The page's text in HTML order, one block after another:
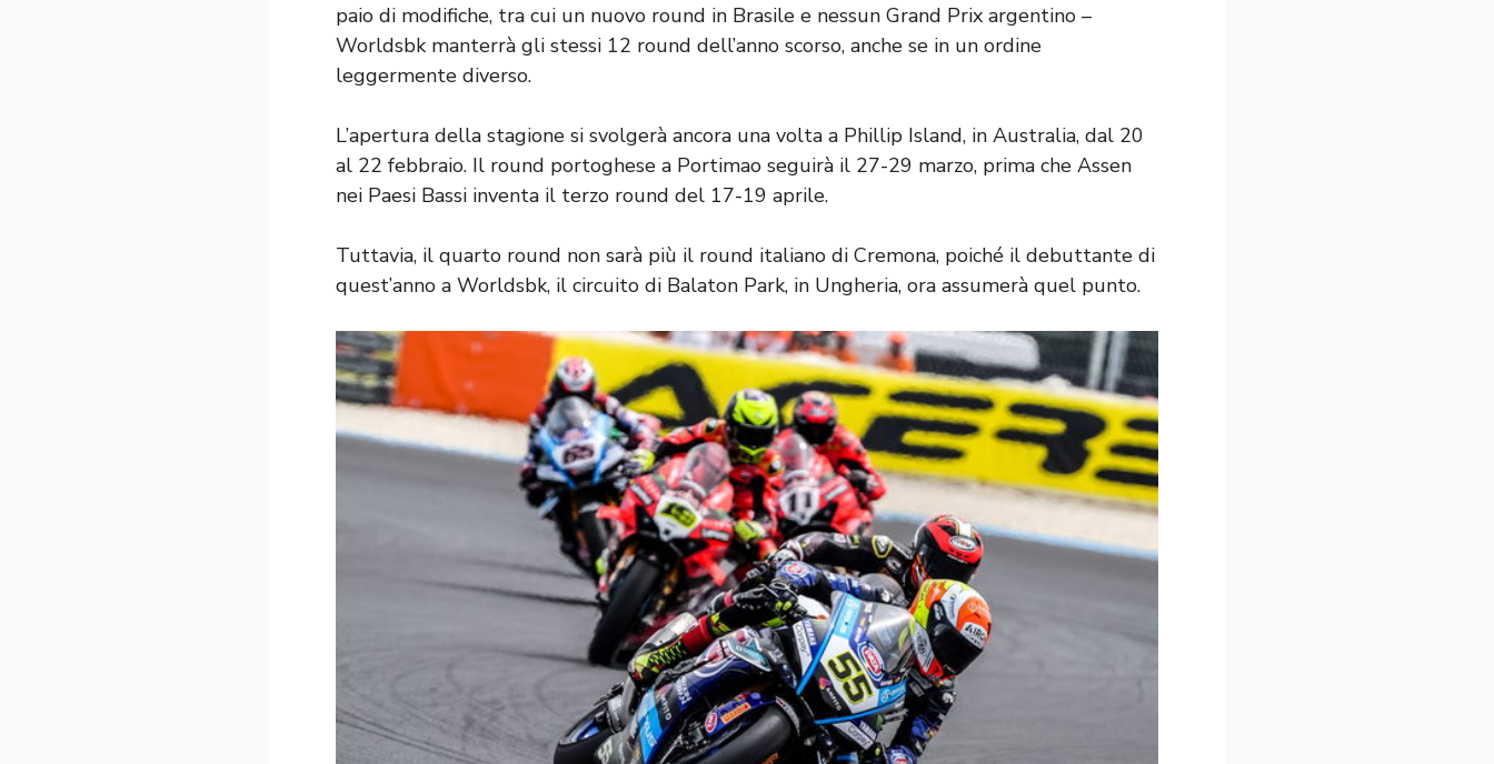
paio di modifiche, tra cui un nuovo round in Brasile e nessun Grand Prix argentino –
Worldsbk manterrà gli stessi 12 round dell’anno scorso, anche se in un ordine
leggermente diverso.
L’apertura della stagione si svolgerà ancora una volta a Phillip Island, in Australia, dal 20
al 22 febbraio. Il round portoghese a Portimao seguirà il 27-29 marzo, prima che Assen
nei Paesi Bassi inventa il terzo round del 17-19 aprile.
Tuttavia, il quarto round non sarà più il round italiano di Cremona, poiché il debuttante di
quest’anno a Worldsbk, il circuito di Balaton Park, in Ungheria, ora assumerà quel punto.